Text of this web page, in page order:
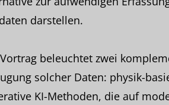
darstellen.
beleuchtet zwei
solcher Daten: physik-
KI-Methoden, die auf